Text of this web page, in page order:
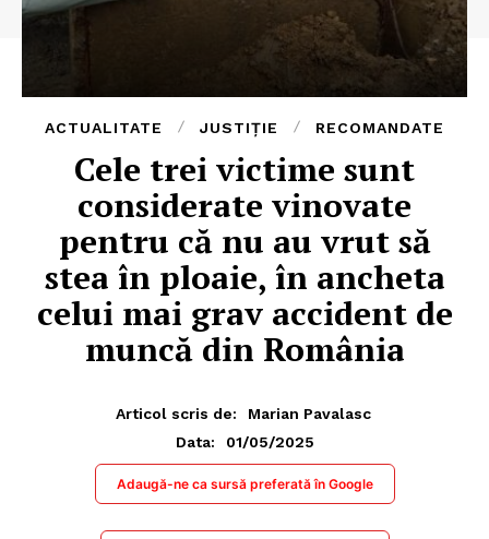
ACTUALITATE JUSTIȚIE RECOMANDATE
Cele trei victime sunt
considerate vinovate
pentru că nu au vrut să
stea în ploaie, în ancheta
celui mai grav accident de
muncă din România
Articol scris de:
Marian Pavalasc
Data:
01/05/2025
Adaugă-ne ca sursă preferată în Google